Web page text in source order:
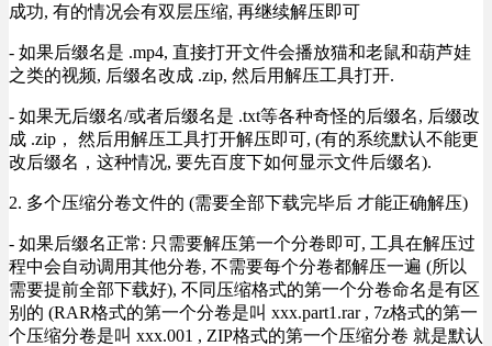
成功, 有的情况会有双层压缩, 再继续解压即可
- 如果后缀名是 .mp4, 直接打开文件会播放猫和老鼠和葫芦娃
之类的视频, 后缀名改成 .zip, 然后用解压工具打开.
- 如果无后缀名/或者后缀名是 .txt等各种奇怪的后缀名, 后缀改
成 .zip， 然后用解压工具打开解压即可, (有的系统默认不能更
改后缀名，这种情况, 要先百度下如何显示文件后缀名).
2. 多个压缩分卷文件的 (需要全部下载完毕后 才能正确解压)
- 如果后缀名正常: 只需要解压第一个分卷即可, 工具在解压过
程中会自动调用其他分卷, 不需要每个分卷都解压一遍 (所以
需要提前全部下载好), 不同压缩格式的第一个分卷命名是有区
别的 (RAR格式的第一个分卷是叫 xxx.part1.rar , 7z格式的第一
个压缩分卷是叫 xxx.001 , ZIP格式的第一个压缩分卷 就是默认